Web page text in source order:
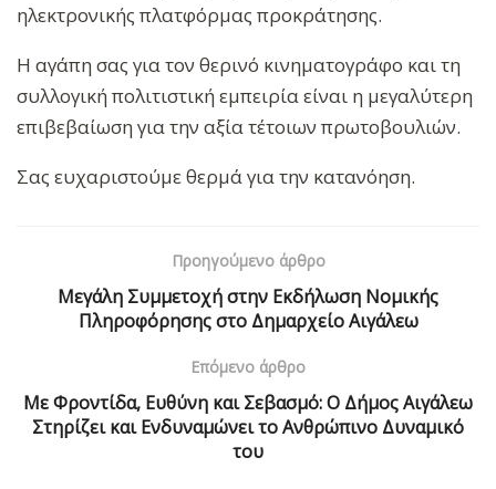
ηλεκτρονικής πλατφόρμας προκράτησης.
Η αγάπη σας για τον θερινό κινηματογράφο και τη
συλλογική πολιτιστική εμπειρία είναι η μεγαλύτερη
επιβεβαίωση για την αξία τέτοιων πρωτοβουλιών.
Σας ευχαριστούμε θερμά για την κατανόηση.
Προηγούμενο άρθρο
Μεγάλη Συμμετοχή στην Εκδήλωση Νομικής
Πληροφόρησης στο Δημαρχείο Αιγάλεω
Επόμενο άρθρο
Με Φροντίδα, Ευθύνη και Σεβασμό: Ο Δήμος Αιγάλεω
Στηρίζει και Ενδυναμώνει το Ανθρώπινο Δυναμικό
του